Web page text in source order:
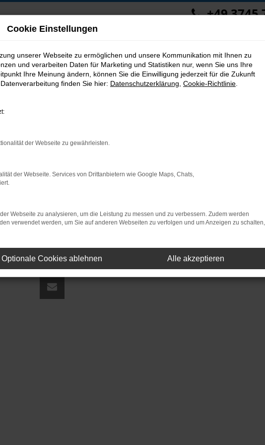
+49 3745
B2B-Shop
Jakob Trading GmbH
D-08223 Neustadt/Vogtland
Tel.:
Fax:
Mail:
|Webdesign by audaris.de
Cookie Einstellungen
unserer Webseite zu ermöglichen und unsere Kommunikation mit Ihnen zu
und verarbeiten Daten für Marketing und Statistiken nur, wenn Sie uns Ihre
Ihre Meinung ändern, können Sie die Einwilligung jederzeit für die Zukunft
finden Sie hier: Datenschutzerklärung Cookie-Richtlinie
der Webseite zu gewährleisten.
der Webseite. Services von Drittanbietern wie Google Maps, Chats,
Webseite zu analysieren, um die Leistung zu messen und zu verbessern. Zudem werden
verwendet werden, um Sie auf anderen Webseiten zu verfolgen und um Anzeigen zu schalten,
Optionale Cookies ablehnen Alle akzeptieren